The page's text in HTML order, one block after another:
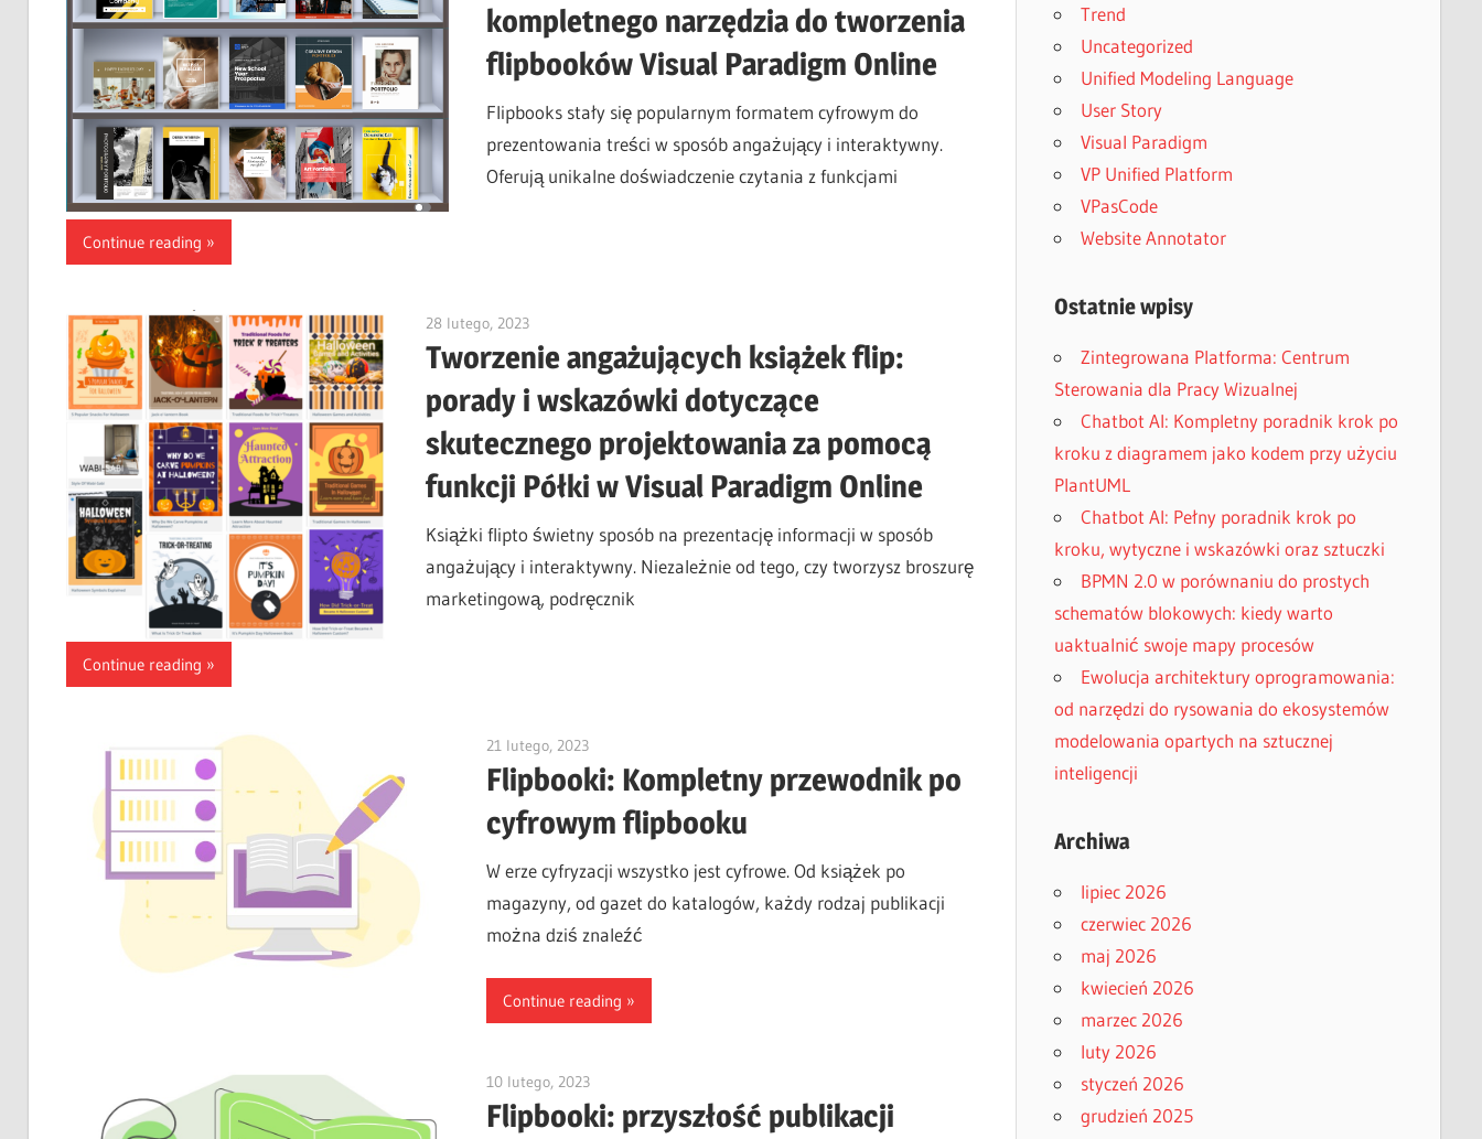
kompletnego narzędzia do tworzenia
flipbooków Visual Paradigm Online
Flipbooks stały się popularnym formatem cyfrowym do
prezentowania treści w sposób angażujący i interaktywny.
Oferują unikalne doświadczenie czytania z funkcjami
Continue reading
28 lutego, 2023vpadmin
Tworzenie angażujących książek flip:
porady i wskazówki dotyczące
skutecznego projektowania za pomocą
funkcji Półki w Visual Paradigm Online
Książki flipto świetny sposób na prezentację informacji w sposób
angażujący i interaktywny. Niezależnie od tego, czy tworzysz broszurę
marketingową, podręcznik
Continue reading
21 lutego, 2023
Flipbooki: Kompletny przewodnik po
cyfrowym flipbooku
W erze cyfryzacji wszystko jest cyfrowe. Od książek po
magazyny, od gazet do katalogów, każdy rodzaj publikacji
można dziś znaleźć
Continue reading
10 lutego, 2023
Flipbooki: przyszłość publikacji
Trend
Uncategorized
Unified Modeling Language
User Story
Visual Paradigm
VP Unified Platform
VPasCode
Website Annotator
Ostatnie wpisy
Zintegrowana Platforma: Centrum
Sterowania dla Pracy Wizualnej
Chatbot AI: Kompletny poradnik krok po
kroku z diagramem jako kodem przy użyciu
PlantUML
Chatbot AI: Pełny poradnik krok po
kroku, wytyczne i wskazówki oraz sztuczki
BPMN 2.0 w porównaniu do prostych
schematów blokowych: kiedy warto
uaktualnić swoje mapy procesów
Ewolucja architektury oprogramowania:
od narzędzi do rysowania do ekosystemów
modelowania opartych na sztucznej
inteligencji
Archiwa
lipiec 2026
czerwiec 2026
maj 2026
kwiecień 2026
marzec 2026
luty 2026
styczeń 2026
grudzień 2025